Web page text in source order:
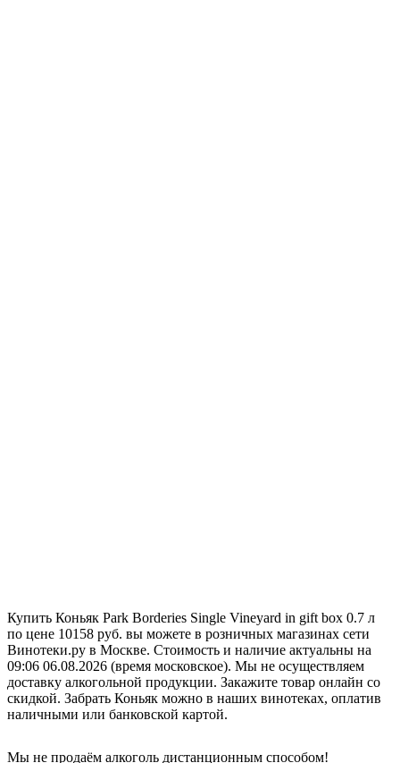
Купить Коньяк Park Borderies Single Vineyard in gift box 0.7 л
по цене 10158 руб. вы можете в розничных магазинах сети
Винотеки.ру в Москве. Стоимость и наличие актуальны на
09:06 06.08.2026 (время московское). Мы не осуществляем
доставку алкогольной продукции. Закажите товар онлайн со
скидкой. Забрать Коньяк можно в наших винотеках, оплатив
наличными или банковской картой.
Мы не продаём алкоголь дистанционным способом!